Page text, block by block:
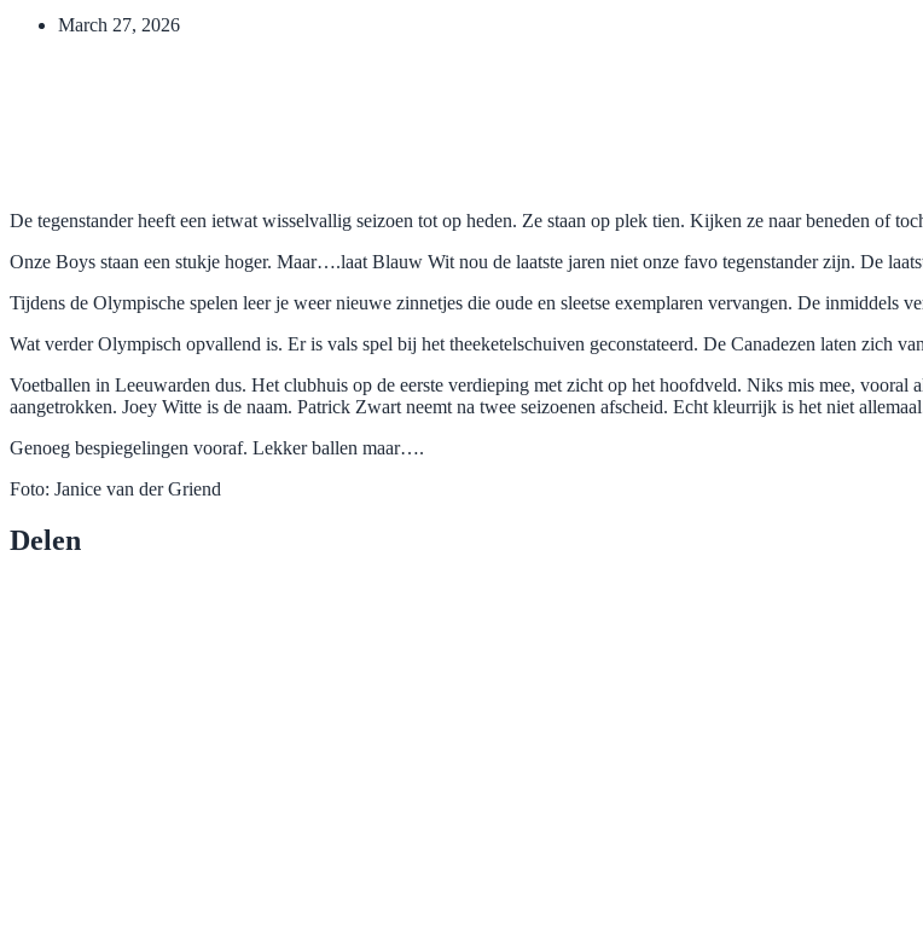
March 27, 2026
De tegenstander heeft een ietwat wisselvallig seizoen tot op heden. Ze staan op plek tien. Kijken ze naar beneden of
Onze Boys staan een stukje hoger. Maar….laat Blauw Wit nou de laatste jaren niet onze favo tegenstander zijn. De
Tijdens de Olympische spelen leer je weer nieuwe zinnetjes die oude en sleetse exemplaren vervangen. De inmiddels
Wat verder Olympisch opvallend is. Er is vals spel bij het theeketelschuiven geconstateerd. De Canadezen laten zich
Voetballen in Leeuwarden dus. Het clubhuis op de eerste verdieping met zicht op het hoofdveld. Niks mis mee,
aangetrokken. Joey Witte is de naam. Patrick Zwart neemt na twee seizoenen afscheid. Echt kleurrijk is het niet
Genoeg bespiegelingen vooraf. Lekker ballen maar….
Foto: Janice van der Griend
Delen